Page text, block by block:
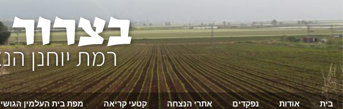
בית אודות נפקדים אתרי הנצחה קטעי קריאה מפת בית העלמין הגושי